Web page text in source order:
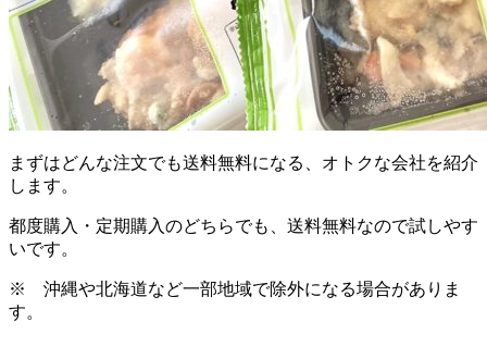
まずはどんな注文でも送料無料になる、オトクな会社を紹介
します。
都度購入・定期購入のどちらでも、送料無料なので試しやす
いです。
※ 沖縄や北海道など一部地域で除外になる場合がありま
す。